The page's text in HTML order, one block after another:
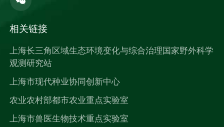
相关链接
上海长三角区域生态环境变化与综合治理国家野外科学
观测研究站
上海市现代种业协同创新中心
农业农村部都市农业重点实验室
上海市兽医生物技术重点实验室